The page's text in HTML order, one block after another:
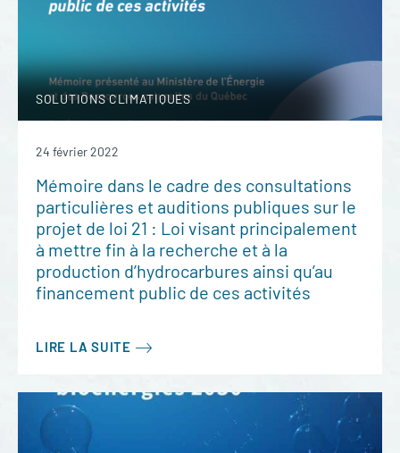
SOLUTIONS CLIMATIQUES
24 février 2022
Mémoire dans le cadre des consultations
particulières et auditions publiques sur le
projet de loi 21 : Loi visant principalement
à mettre fin à la recherche et à la
production d’hydrocarbures ainsi qu’au
financement public de ces activités
LIRE LA SUITE